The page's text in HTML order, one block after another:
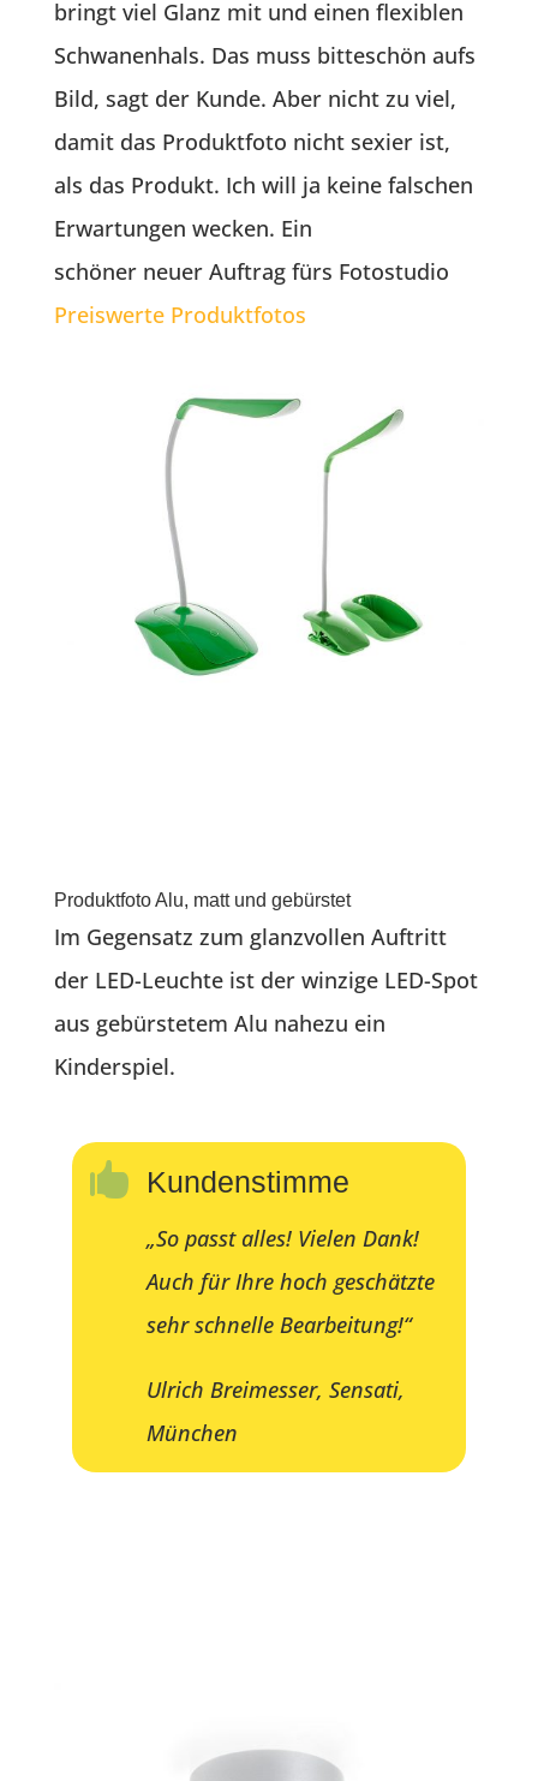
bringt viel Glanz mit und einen flexiblen
Schwanenhals. Das muss bitteschön aufs
Bild, sagt der Kunde. Aber nicht zu viel,
damit das Produktfoto nicht sexier ist,
als das Produkt. Ich will ja keine falschen
Erwartungen wecken. Ein
schöner neuer Auftrag fürs Fotostudio
Preiswerte Produktfotos
Produktfoto Alu, matt und gebürstet
Im Gegensatz zum glanzvollen Auftritt
der LED-Leuchte ist der winzige LED-Spot
aus gebürstetem Alu nahezu ein
Kinderspiel.
 Kundenstimme
„So passt alles! Vielen Dank!
Auch für Ihre hoch geschätzte
sehr schnelle Bearbeitung!“
Ulrich Breimesser, Sensati,
München